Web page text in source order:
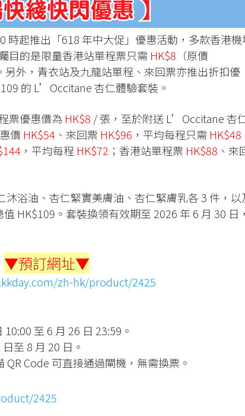
時起推出「618 年中大促」優惠活動，多款香港機
目的是限量香港站單程票只需 HK$8 （原價
外，青衣站及九龍站單程、來回票亦推出折扣優
的 L’Occitane 杏仁體驗套裝。
票優惠價為 HK$8 / 張，至於附送 L’Occitane 杏
價 HK$54 、來回票 HK$96 ，平均每程只需 HK$48
，平均每程 HK$72 ；香港站單程票 HK$88 、來
浴油、杏仁緊實美膚油、杏仁緊膚乳各 3 件，以
HK$109。套裝換領有效期至 2026 年 6 月 30 日，
▼預訂網址▼
zh-hk/product/2425
至 6 月 26 日 23:59。
至 8 月 20 日。
QR Code 可直接通過閘機，無需換票。
2425